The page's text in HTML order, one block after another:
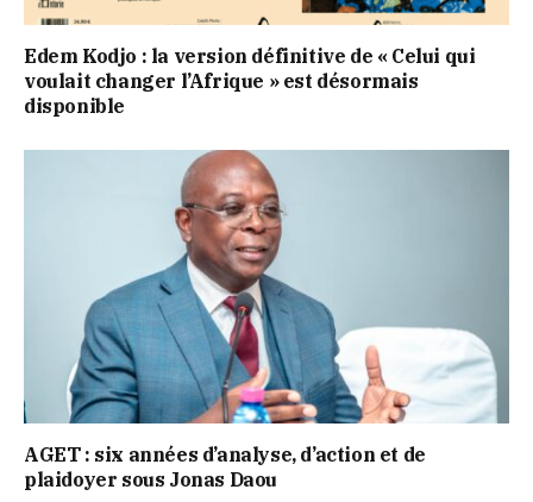
Edem Kodjo : la version définitive de « Celui qui
voulait changer l’Afrique » est désormais
disponible
AGET : six années d’analyse, d’action et de
plaidoyer sous Jonas Daou